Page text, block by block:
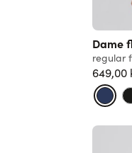
Dame
regular
649,00